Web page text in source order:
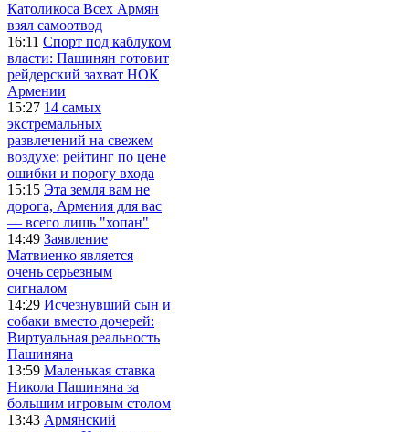
Католикоса Всех Армян
взял самоотвод
16:11 Спорт под каблуком
власти: Пашинян готовит
рейдерский захват НОК
Армении
15:27 14 самых
экстремальных
развлечений на свежем
воздухе: рейтинг по цене
ошибки и порогу входа
15:15 Эта земля вам не
дорога, Армения для вас
— всего лишь "хопан"
14:49 Заявление
Матвиенко является
очень серьезным
сигналом
14:29 Исчезнувший сын и
собаки вместо дочерей:
Виртуальная реальность
Пашиняна
13:59 Маленькая ставка
Никола Пашиняна за
большим игровым столом
13:43 Армянский